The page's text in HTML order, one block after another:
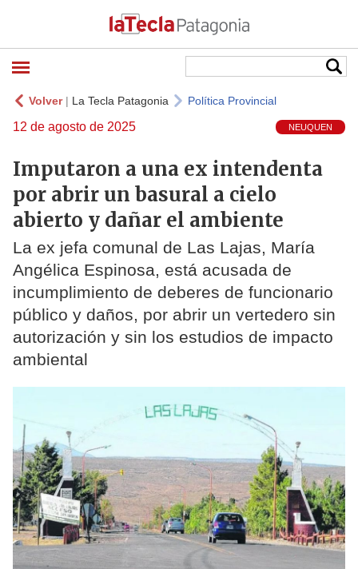
Volver| La Tecla Patagonia Política Provincial
12 de agosto de 2025 NEUQUEN
Imputaron a una ex intendenta
por abrir un basural a cielo
abierto y dañar el ambiente
La ex jefa comunal de Las Lajas, María
Angélica Espinosa, está acusada de
incumplimiento de deberes de funcionario
público y daños, por abrir un vertedero sin
autorización y sin los estudios de impacto
ambiental